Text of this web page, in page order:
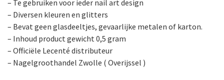
– Te gebruiken voor ieder nail art design
– Diversen kleuren en glitters
– Bevat geen glasdeeltjes, gevaarlijke metalen of karton.
– Inhoud product gewicht 0,5 gram
– Officiële Lecenté distributeur
– Nagelgroothandel Zwolle ( Overijssel )